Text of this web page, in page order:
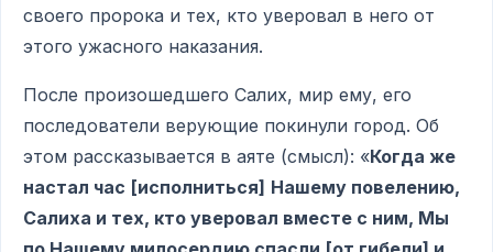
своего пророка и тех, кто уверовал в него от
этого ужасного наказания.
После произошедшего Салих, мир ему, его
последователи верующие покинули город. Об
этом рассказывается в аяте (смысл): «Когда же
настал час [исполниться] Нашему повелению,
Салиха и тех, кто уверовал вместе с ним, Мы